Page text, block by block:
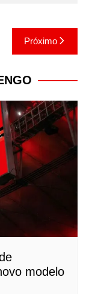
Próximo
modelo